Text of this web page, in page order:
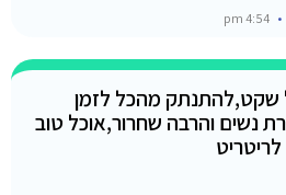
שקט,להתנתק מהכל לזמן
נשים והרבה שחרור,אוכל טוב